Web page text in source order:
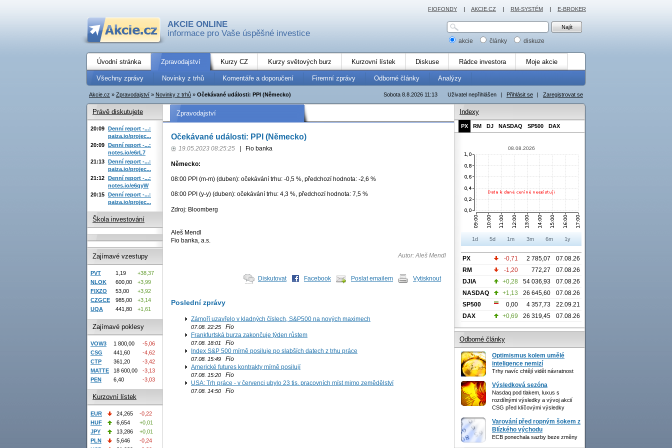
AKCIE ONLINE
informace pro Vaše úspěšné investice
akcie články diskuze
Úvodní stránka Zpravodajství Kurzy CZ Kurzy světových burz Kurzovní lístek Diskuse Rádce investora Moje akcie
Všechny zprávy Novinky z trhů Komentáře a doporučení Firemní zprávy Odborné články Analýzy
Uživatel nepřihlášen | Přihlásit se | Zaregistrovat se
Sobota 8.8.2026 11:13
Akcie.cz » Zpravodajství » Novinky z trhů » Očekávané události: PPI (Německo)
Zpravodajství
Očekávané události: PPI (Německo)
19.05.2023 08:25:25 Fio banka
Německo:
08:00 PPI (m-m) (duben): očekávání trhu: -0,5 %, předchozí hodnota: -2,6 %
08:00 PPI (y-y) (duben): očekávání trhu: 4,3 %, předchozí hodnota: 7,5 %
Zdroj: Bloomberg
Aleš Mendl
Fio banka, a.s.
Autor: Aleš Mendl
Diskutovat Facebook Poslat emailem Vytisknout
Poslední zprávy
Zámoří uzavřelo v kladných číslech, S&P500 na nových maximech
07.08. 22:25 Fio
Frankfurtská burza zakončuje týden růstem
07.08. 18:01
Fio
Index S&P 500 mírně posiluje po slabších datech z trhu práce
07.08. 15:49 Fio
Americké futures kontrakty mírně posilují
07.08. 15:20 Fio
USA: Trh práce - v červenci ubylo 23 tis. pracovních míst mimo zemědělství
07.08. 14:50 Fio
Právě diskutujete
20:09 Denní report -...:
paiza.io/projec...
20:09 Denní report -...:
notes.io/e6rL7
21:13 Denní report -...:
paiza.io/projec...
21:12 Denní report -...:
notes.io/e6qyW
20:15 Denní report -...:
paiza.io/projec...
Škola investování
Zajímavé vzestupy
PVT 1,19
+38,37
NLOK
600,00
+3,99
FIXZO
53,00
+3,92
CZGCE
985,00
+3,14
UQA
441,80 +1,61
Zajímavé poklesy
VOW3 1 800,00
-5,06
CSG
441,60
-4,62
CTP
361,20
-3,42
MATTE
18 600,00
-3,13
PEN
6,40 -3,03
Kurzovní lístek
EUR 24,265
-0,22
HUF
6,654
+0,01
JPY
13,286
+0,01
PLN
5,646
-0,24
Indexy
PX RM DJ NASDAQ SP500 DAX
08.08.2026
1d 5d 1m 3m 6m 1y
PX -0,71 2 785,07
07.08.26
RM
-1,20 772,27
07.08.26
DJIA
+0,28 54 036,93
07.08.26
NASDAQ
+1,13 26 645,60
07.08.26
SP500
0,00 4 357,73
22.09.21
DAX
+0,69 26 319,45 07.08.26
Odborné články
Optimismus kolem umělé
inteligence nemizí
Trhy navíc chtějí vidět návratnost
Výsledková sezóna
Nasdaq pod tlakem, luxus s
rozdílnými výsledky a vývoj akcií
CSG před klíčovými výsledky
Varování před ropným šokem z
Blízkého východu
ECB ponechala sazby beze změny
FIOFONDY | AKCIE.CZ | RM-SYSTÉM | E-BROKER